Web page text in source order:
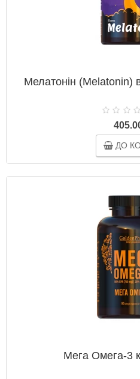
Мелатонін
ДО
Мега Омега-3